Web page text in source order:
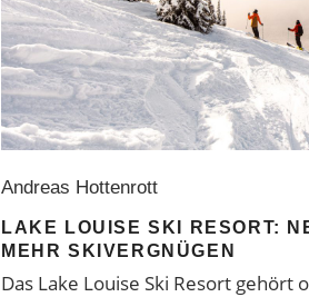
Andreas Hottenrott
LAKE LOUISE SKI RESORT:
MEHR SKIVERGNÜGEN
Das Lake Louise Ski Resort gehört